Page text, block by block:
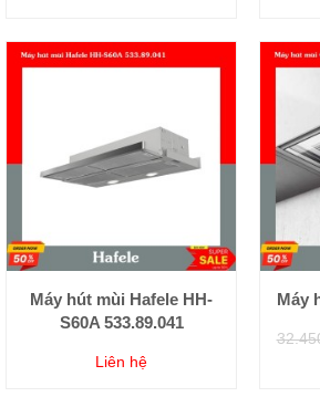
Máy hút mùi Hafele HH-
S60A 533.89.041
Liên hệ
Máy